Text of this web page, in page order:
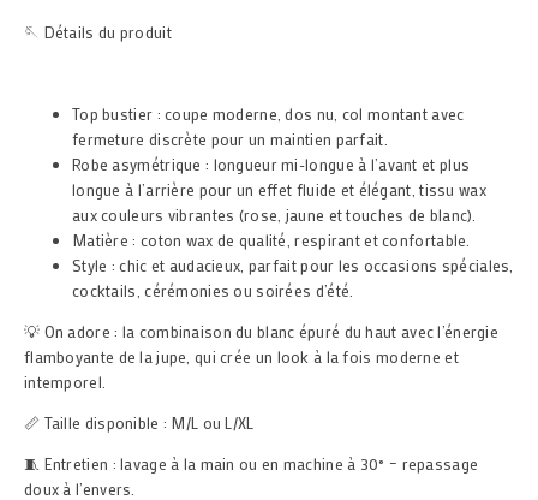
🪡 Détails du produit
Top bustier : coupe moderne, dos nu, col montant avec
fermeture discrète pour un maintien parfait.
Robe asymétrique : longueur mi-longue à l’avant et plus
longue à l’arrière pour un effet fluide et élégant, tissu wax
aux couleurs vibrantes (rose, jaune et touches de blanc).
Matière : coton wax de qualité, respirant et confortable.
Style : chic et audacieux, parfait pour les occasions spéciales,
cocktails, cérémonies ou soirées d’été.
💡 On adore : la combinaison du blanc épuré du haut avec l’énergie
flamboyante de la jupe, qui crée un look à la fois moderne et
intemporel.
📏 Taille disponible : M/L ou L/XL
🧵 Entretien : lavage à la main ou en machine à 30° – repassage
doux à l’envers.